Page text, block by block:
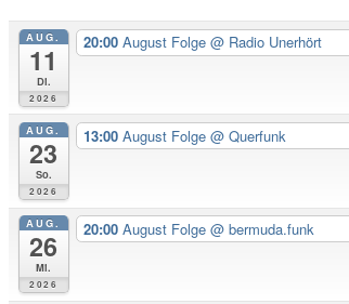
AUG.
11
Di.
2026
20:00 August Folge @ Radio Unerhört
AUG.
23
So.
2026
13:00 August Folge @ Querfunk
AUG.
26
Mi.
2026
20:00 August Folge @ bermuda.funk